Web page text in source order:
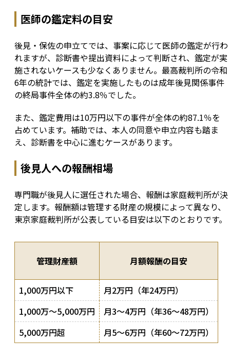
医師の鑑定料の目安
後見・保佐の申立てでは、事案に応じて医師の鑑定が行わ
れますが、診断書や提出資料によって判断され、鑑定が実
施されないケースも少なくありません。最高裁判所の令和
6年の統計では、鑑定を実施したものは成年後見関係事件
の終局事件全体の約3.8％でした。
また、鑑定費用は10万円以下の事件が全体の約87.1％を
占めています。補助では、本人の同意や申立内容も踏ま
え、診断書を中心に進むケースがあります。
後見人への報酬相場
専門職が後見人に選任された場合、報酬は家庭裁判所が決
定します。報酬額は管理する財産の規模によって異なり、
東京家庭裁判所が公表している目安は以下のとおりです。
管理財産額 月額報酬の目安
1,000万円以下
月2万円（年24万円）
1,000万〜5,000万円
月3〜4万円（年36〜48万円）
5,000万円超
月5〜6万円（年60〜72万円）